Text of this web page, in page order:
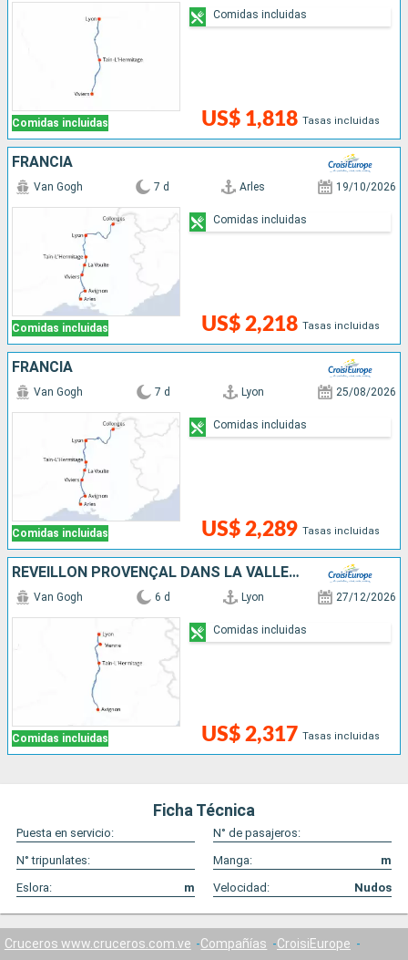
Comidas incluidas US$ 1,818 Tasas incluidas
Comidas incluidas
FRANCIA
Comidas incluidas
Van Gogh 7 d Arles 19/10/2026
US$ 2,218 Tasas incluidas
Comidas incluidas
FRANCIA
Comidas incluidas
Van Gogh 7 d Lyon 25/08/2026
US$ 2,289 Tasas incluidas
Comidas incluidas
RÉVEILLON PROVENÇAL DANS LA VALLÉE DU RHÔNE
Comidas incluidas
Van Gogh 6 d Lyon 27/12/2026
US$ 2,317 Tasas incluidas
Comidas incluidas
Ficha Técnica
Puesta en servicio:
N° de pasajeros:
N° tripunlates:
Manga:
m
Eslora:
m Velocidad: Nudos
Cruceros www.cruceros.com.ve Compañías
CroisiEurope